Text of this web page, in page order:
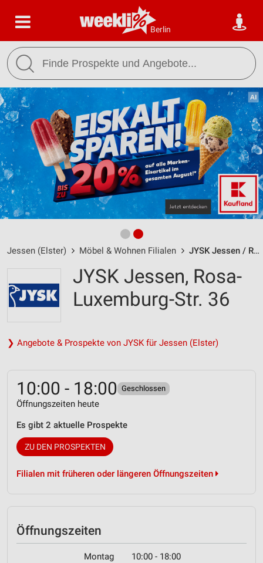
Berlin
Jessen (Elster) Möbel & Wohnen Filialen JYSK Jessen / Rosa-Luxemburg-Str. 36 - Öffnungszeiten & Adresse
JYSK Jessen, Rosa-
Luxemburg-Str. 36
❯ Angebote & Prospekte von JYSK für Jessen (Elster)
10:00 - 18:00 Geschlossen
Öffnungszeiten heute
Es gibt 2 aktuelle Prospekte
ZU DEN PROSPEKTEN
Filialen mit früheren oder längeren Öffnungszeiten
Öffnungszeiten
Montag 10:00 - 18:00